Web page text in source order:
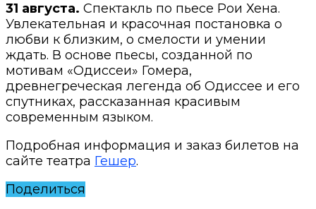
31 августа. Спектакль по пьесе Рои Хена.
Увлекательная и красочная постановка о
любви к близким, о смелости и умении
ждать. В основе пьесы, созданной по
мотивам «Одиссеи» Гомера,
древнегреческая легенда об Одиссее и его
спутниках, рассказанная красивым
современным языком.
Подробная информация и заказ билетов на
сайте театра Гешер.
Поделиться